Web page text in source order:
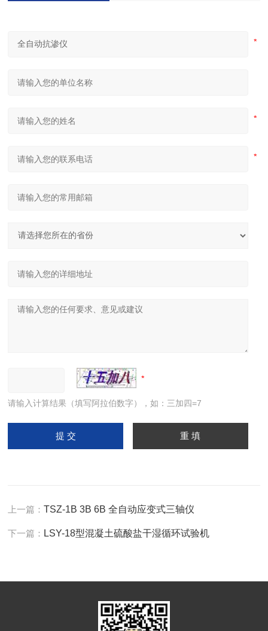
请输入计算结果（填写阿拉伯数字），如：三加四=7
上一篇：TSZ-1B 3B 6B 全自动应变式三轴仪
下一篇： LSY-18型混凝土硫酸盐干湿循环试验机